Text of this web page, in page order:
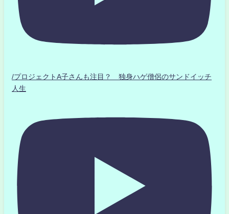
/プロジェクトA子さんも注目？ 独身ハゲ僧侶のサンドイッチ
人生